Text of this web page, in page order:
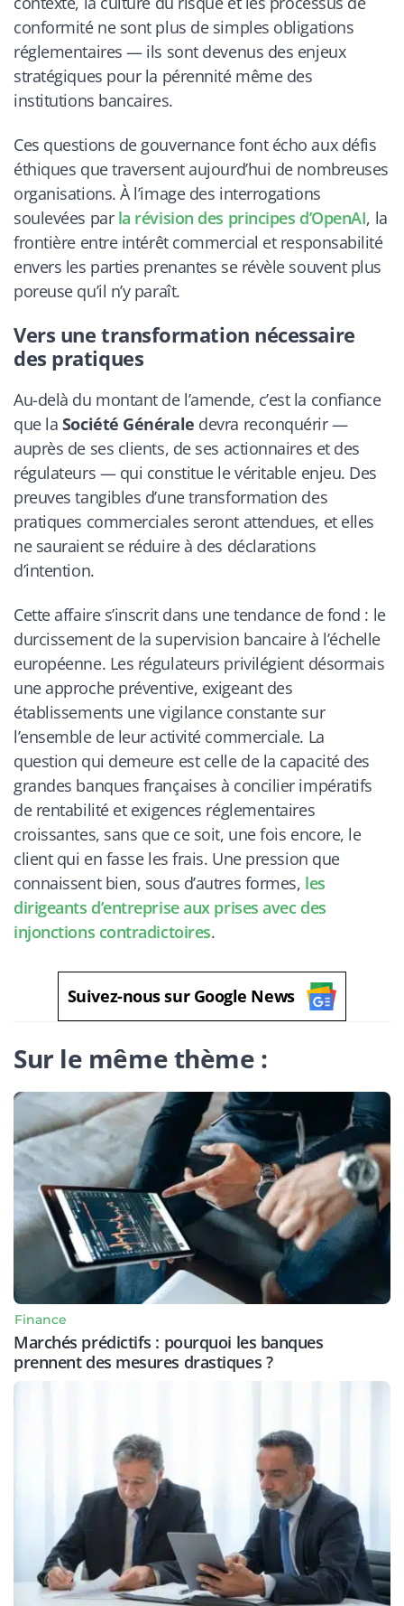
conformité ne sont plus de simples obligations
réglementaires — ils sont devenus des enjeux
stratégiques pour la pérennité même des
institutions bancaires.
Ces questions de gouvernance font écho aux défis
éthiques que traversent aujourd’hui de nombreuses
organisations. À l’image des interrogations
soulevées par la révision des principes d’OpenAI, la
frontière entre intérêt commercial et responsabilité
envers les parties prenantes se révèle souvent plus
poreuse qu’il n’y paraît.
Vers une transformation nécessaire
des pratiques
Au-delà du montant de l’amende, c’est la confiance
que la Société Générale devra reconquérir —
auprès de ses clients, de ses actionnaires et des
régulateurs — qui constitue le véritable enjeu. Des
preuves tangibles d’une transformation des
pratiques commerciales seront attendues, et elles
ne sauraient se réduire à des déclarations
d’intention.
Cette affaire s’inscrit dans une tendance de fond : le
durcissement de la supervision bancaire à l’échelle
européenne. Les régulateurs privilégient désormais
une approche préventive, exigeant des
établissements une vigilance constante sur
l’ensemble de leur activité commerciale. La
question qui demeure est celle de la capacité des
grandes banques françaises à concilier impératifs
de rentabilité et exigences réglementaires
croissantes, sans que ce soit, une fois encore, le
client qui en fasse les frais. Une pression que
connaissent bien, sous d’autres formes, les
dirigeants d’entreprise aux prises avec des
injonctions contradictoires.
Suivez-nous sur Google News
Sur le même thème :
Finance
Marchés prédictifs : pourquoi les banques
prennent des mesures drastiques ?